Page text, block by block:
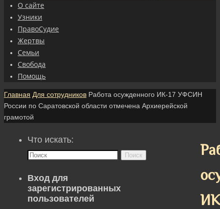
О сайте
Узники
ПравоСудие
Жертвы
Семьи
Свобода
Помощь
Главная Для сотрудников Работа осужденного ИК-17 УФСИН
России по Саратовской области отмечена Архиерейской
грамотой
Что искать:
Поиск
Вход для
зарегистрированных
пользователей